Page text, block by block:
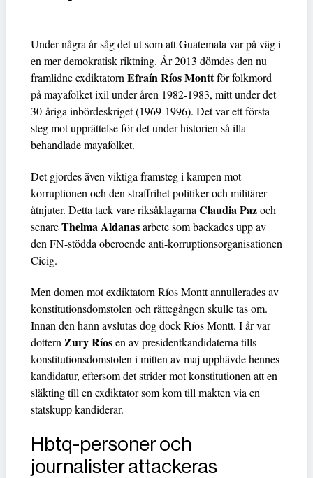
Under några år såg det ut som att Guatemala var på väg i
en mer demokratisk riktning. År 2013 dömdes den nu
framlidne exdiktatorn Efraín Ríos Monttför folkmord
på mayafolket ixil under åren 1982-1983, mitt under det
30-åriga inbördeskriget (1969-1996). Det var ett första
steg mot upprättelse för det under historien så illa
behandlade mayafolket.
Det gjordes även viktiga framsteg i kampen mot
korruptionen och den straffrihet politiker och militärer
åtnjuter. Detta tack vare riksåklagarna Claudia Pazoch
senareThelma Aldanasarbete som backades upp av
den FN-stödda oberoende anti-korruptionsorganisationen
Cicig.
Men domen mot exdiktatorn Ríos Montt annullerades av
konstitutionsdomstolen och rättegången skulle tas om.
Innan den hann avslutas dog dock Ríos Montt. I år var
dottern Zury Ríosen av presidentkandidaterna tills
konstitutionsdomstolen i mitten av maj upphävde hennes
kandidatur, eftersom det strider mot konstitutionen att en
släkting till en exdiktator som kom till makten via en
statskupp kandiderar.
Hbtq-personer och
journalister attackeras